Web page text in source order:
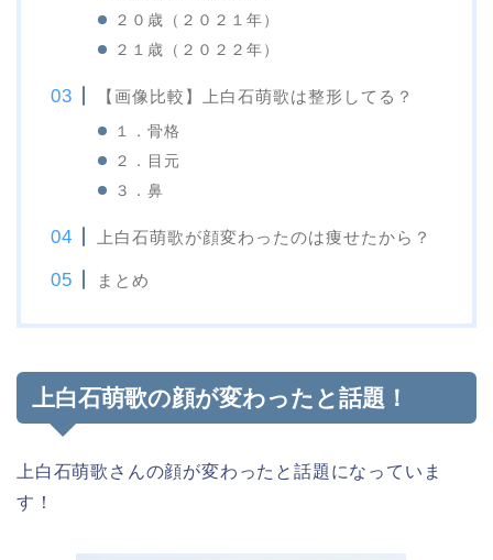
２０歳（２０２１年）
２１歳（２０２２年）
【画像比較】上白石萌歌は整形してる？
１．骨格
２．目元
３．鼻
上白石萌歌が顔変わったのは痩せたから？
まとめ
上白石萌歌の顔が変わったと話題！
上白石萌歌さんの顔が変わったと話題になっていま
す！